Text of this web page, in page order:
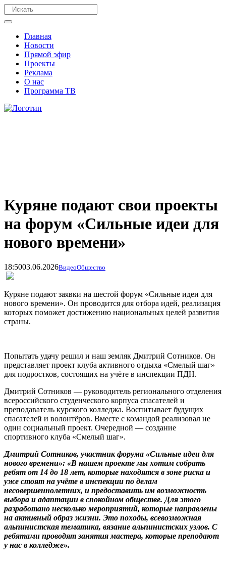
Главная
Новости
Прямой эфир
Проекты
Реклама
О нас
Программа ТВ
Куряне подают свои проекты
на форум «Сильные идеи для
нового времени»
18:5003.06.2026ВидеоОбщество
Куряне подают заявки на шестой форум «Сильные идеи для
нового времени». Он проводится для отбора идей, реализация
которых поможет достижению национальных целей развития
страны.
Попытать удачу решил и наш земляк Дмитрий Сотников. Он
представляет проект клуба активного отдыха «Смелый шаг»
для подростков, состоящих на учёте в инспекции ПДН.
Дмитрий Сотников — руководитель регионального отделения
всероссийского студенческого корпуса спасателей и
преподаватель курского колледжа. Воспитывает будущих
спасателей и волонтёров. Вместе с командой реализовал не
один социальный проект. Очередной — создание
спортивного клуба «Смелый шаг».
Дмитрий Сотников, участник форума «Сильные идеи для
нового времени»: «В нашем проекте мы хотим собрать
ребят от 14 до 18 лет, которые находятся в зоне риска и
уже стоят на учёте в инспекции по делам
несовершеннолетних, и предоставить им возможность
выбора и адаптации в спокойном обществе. Для этого
разработано несколько мероприятий, которые направлены
на активный образ жизни. Это походы, всевозможная
альпинистская тематика, вязание альпинистских узлов. С
ребятами проводят занятия мастера, которые преподают
у нас в колледже».